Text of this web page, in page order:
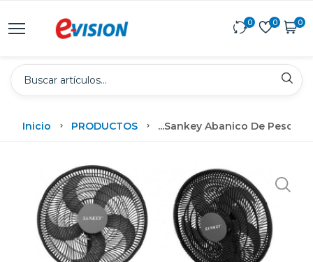
0 0 0
Inicio PRODUCTOS ...Sankey Abanico De